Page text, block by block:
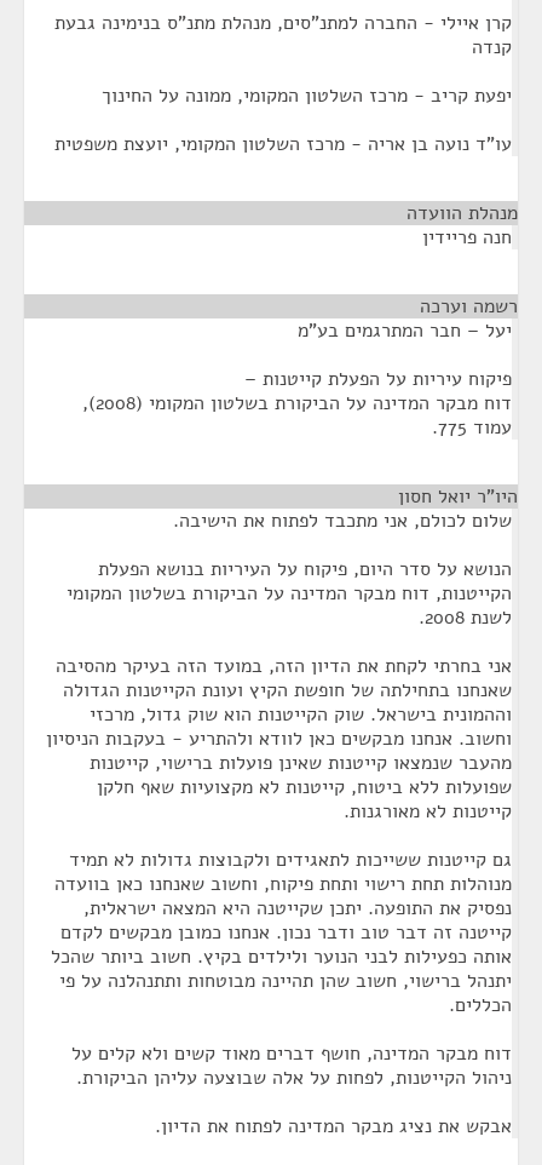
קרן איילי - החברה למתנ"סים, מנהלת מתנ"ס בנימינה גבעת
קנדה
יפעת קריב - מרכז השלטון המקומי, ממונה על החינוך
עו"ד נועה בן אריה - מרכז השלטון המקומי, יועצת משפטית
מנהלת הוועדה
חנה פריידין
רשמה וערכה
יעל – חבר המתרגמים בע"מ
פיקוח עיריות על הפעלת קייטנות –
דוח מבקר המדינה על הביקורת בשלטון המקומי (2008),
עמוד 775.
היו"ר יואל חסון
שלום לכולם, אני מתכבד לפתוח את הישיבה.
הנושא על סדר היום, פיקוח על העיריות בנושא הפעלת
הקייטנות, דוח מבקר המדינה על הביקורת בשלטון המקומי
לשנת 2008.
אני בחרתי לקחת את הדיון הזה, במועד הזה בעיקר מהסיבה
שאנחנו בתחילתה של חופשת הקיץ ועונת הקייטנות הגדולה
וההמונית בישראל. שוק הקייטנות הוא שוק גדול, מרכזי
וחשוב. אנחנו מבקשים כאן לוודא ולהתריע - בעקבות הניסיון
מהעבר שנמצאו קייטנות שאינן פועלות ברישוי, קייטנות
שפועלות ללא ביטוח, קייטנות לא מקצועיות שאף חלקן
קייטנות לא מאורגנות.
גם קייטנות ששייכות לתאגידים ולקבוצות גדולות לא תמיד
מנוהלות תחת רישוי ותחת פיקוח, וחשוב שאנחנו כאן בוועדה
נפסיק את התופעה. יתכן שקייטנה היא המצאה ישראלית,
קייטנה זה דבר טוב ודבר נכון. אנחנו כמובן מבקשים לקדם
אותה כפעילות לבני הנוער ולילדים בקיץ. חשוב ביותר שהכל
יתנהל ברישוי, חשוב שהן תהיינה מבוטחות ותתנהלנה על פי
הכללים.
דוח מבקר המדינה, חושף דברים מאוד קשים ולא קלים על
ניהול הקייטנות, לפחות על אלה שבוצעה עליהן הביקורת.
אבקש את נציג מבקר המדינה לפתוח את הדיון.